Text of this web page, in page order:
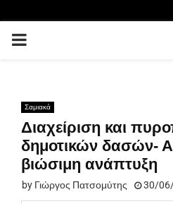
PRIMARY
Σαμιακά
Διαχείριση και
δημοτικών δασών-
βιώσιμη ανάπτυξη
by Γιώργος Πατσομύτης 30/